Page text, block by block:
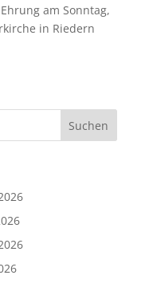
am Sonntag,
in Riedern